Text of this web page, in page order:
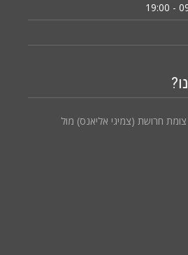
כביש מס' 4, צומת חרושת (צמיגי אליאנס) מול